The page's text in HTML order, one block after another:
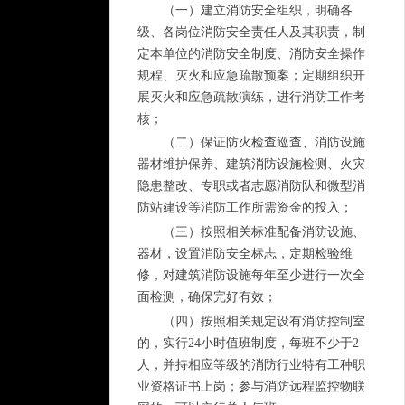
（一）建立消防安全组织，明确各
级、各岗位消防安全责任人及其职责，制
定本单位的消防安全制度、消防安全操作
规程、灭火和应急疏散预案；定期组织开
展灭火和应急疏散演练，进行消防工作考
核；
（二）保证防火检查巡查、消防设施
器材维护保养、建筑消防设施检测、火灾
隐患整改、专职或者志愿消防队和微型消
防站建设等消防工作所需资金的投入；
（三）按照相关标准配备消防设施、
器材，设置消防安全标志，定期检验维
修，对建筑消防设施每年至少进行一次全
面检测，确保完好有效；
（四）按照相关规定设有消防控制室
的，实行24小时值班制度，每班不少于2
人，并持相应等级的消防行业特有工种职
业资格证书上岗；参与消防远程监控物联